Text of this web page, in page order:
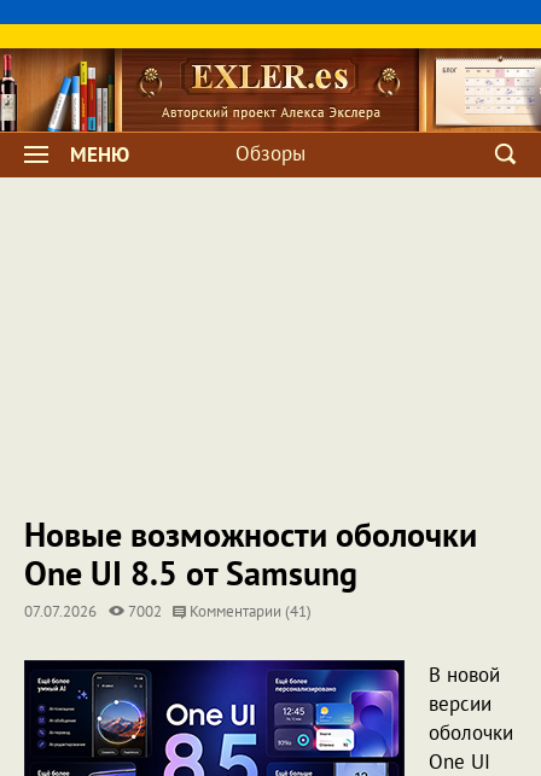
МЕНЮ Обзоры
Новые возможности оболочки
One UI 8.5 от Samsung
07.07.2026 7002 Комментарии (41)
В новой
версии
оболочки
One UI